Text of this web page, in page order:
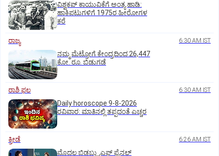
ವಿಶ್ವಕಪ್‌ ಕಾಯುವಿಕೆಗೆ ಅಂತ್ಯ ಹಾಡಿ:
ಹಾಕಿಪಟುಗಳಿಗೆ 1975ರ ಹೀರೋಗಳ
ಕರೆ
ರಾಜ್ಯ 6:30 AM IST
ನಮ್ಮ ಮೆಟ್ರೋಗೆ ಕೇಂದ್ರದಿಂದ 26,447
ಕೋ. ರೂ. ಬಿಡುಗಡೆ
ರಾಶಿ ಫಲ 6:30 AM IST
Daily horoscope 9-8-2026
ರವಿವಾರ‌: ಮಾತಿನಲ್ಲಿ ತಪ್ಪದಂತೆ ಎಚ್ಚರ
ಕ್ರೀಡೆ 6:26 AM IST
ಮೊದಲ ಬಿಡಬ್ಲ್ಯುಎಫ್‌ ಫೈನಲ್‌